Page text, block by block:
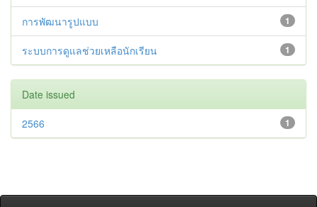
1
การพัฒนารูปแบบ
1
ระบบการดูแลช่วยเหลือนักเรียน
Date issued
1
2566